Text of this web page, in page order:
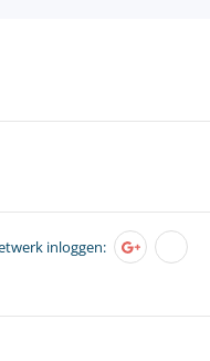
inloggen: